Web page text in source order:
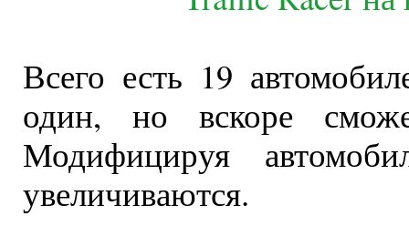
Всего есть 19
один, но вскоре
Модифицируя
увеличиваются.